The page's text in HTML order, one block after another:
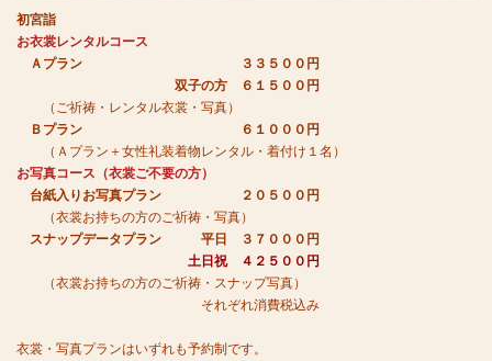
初宮詣
お衣裳レンタルコース
Ａプラン ３３５ ００円
双子の方 ６１５００円
（ご祈祷・レンタル衣裳・写真）
Ｂプラン ６１０００円
（Ａプラン＋女性礼装着物レンタル・着付け１名）
お写真コース（衣裳ご不要の方）
台紙入りお写真プラン ２０５００円
（衣裳お持ちの方のご祈祷・写真）
スナップデータプラン 平日 ３７０００円
土日祝 ４２５００円
（衣裳お持ちの方のご祈祷・スナップ写真）
それぞれ消費税込み
衣裳・写真プランはいずれも予約制です。